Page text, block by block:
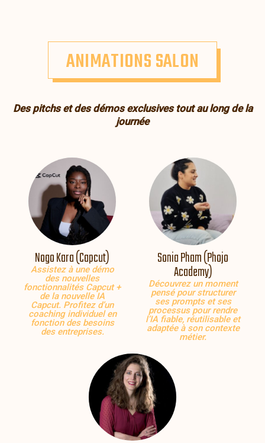
ANIMATIONS SALON
Des pitchs et des démos exclusives tout au long de la
journée
Nogo Kara (Capcut)
Assistez à une démo
des nouvelles
fonctionnalités Capcut +
de la nouvelle IA
Capcut. Profitez d’un
coaching individuel en
fonction des besoins
des entreprises.
Sonia Pham (Phojo
Academy)
Découvrez un moment
pensé pour structurer
ses prompts et ses
processus pour rendre
l’IA fiable, réutilisable et
adaptée à son contexte
métier.